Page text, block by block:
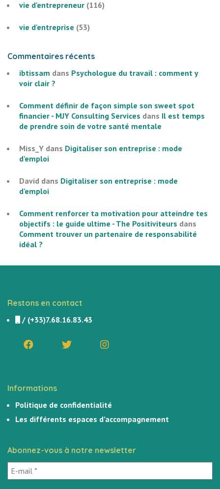
vie d'entrepreneur (116)
vie d'entreprise (53)
Commentaires récents
ibtissam dans Psychologue du travail : comment y
voir clair ?
Comment définir de façon simple son sweet spot
financier - MJY Consulting Services dans Il est temps
de prendre soin de votre santé mentale
Miss_Y dans Digitaliser son entreprise : mode
d’emploi
David dans Digitaliser son entreprise : mode
d’emploi
Comment renforcer ta motivation pour atteindre tes
objectifs : le guide ultime - The Positiviteurs dans
Comment trouver un partenaire de responsabilité
idéal ?
Restons en contact
/ (+33)7.68.16.83.43
Informations
Politique de confidentialité
Les différents espaces d’accompagnement
Abonnez-vous à notre newsletter